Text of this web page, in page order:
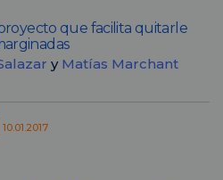
que facilita quitarle
y Matías Marchant
10.01.2017